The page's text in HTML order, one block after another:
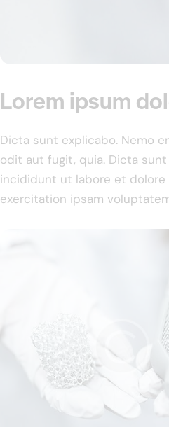
Lorem ipsum
Dicta sunt explicabo. Nemo
odit aut fugit, quia. Dicta
incididunt ut labore et dolore
exercitation ipsam